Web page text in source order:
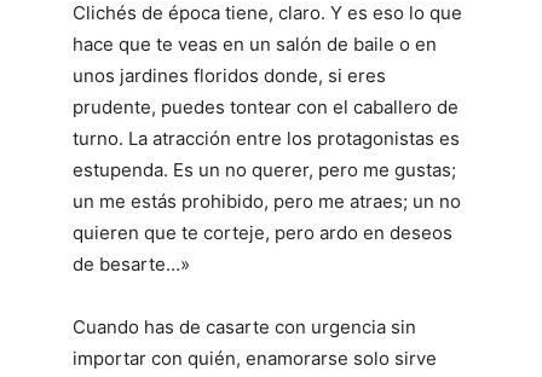
Clichés de época tiene, claro. Y es eso lo que
hace que te veas en un salón de baile o en
unos jardines floridos donde, si eres
prudente, puedes tontear con el caballero de
turno. La atracción entre los protagonistas es
estupenda. Es un no querer, pero me gustas;
un me estás prohibido, pero me atraes; un no
quieren que te corteje, pero ardo en deseos
de besarte…»
Cuando has de casarte con urgencia sin
importar con quién, enamorarse solo sirve